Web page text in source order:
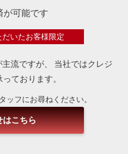
が可能です
いたお客様限定
流ですが、
当社ではクレジ
ております。
フにお尋ねください。
はこちら